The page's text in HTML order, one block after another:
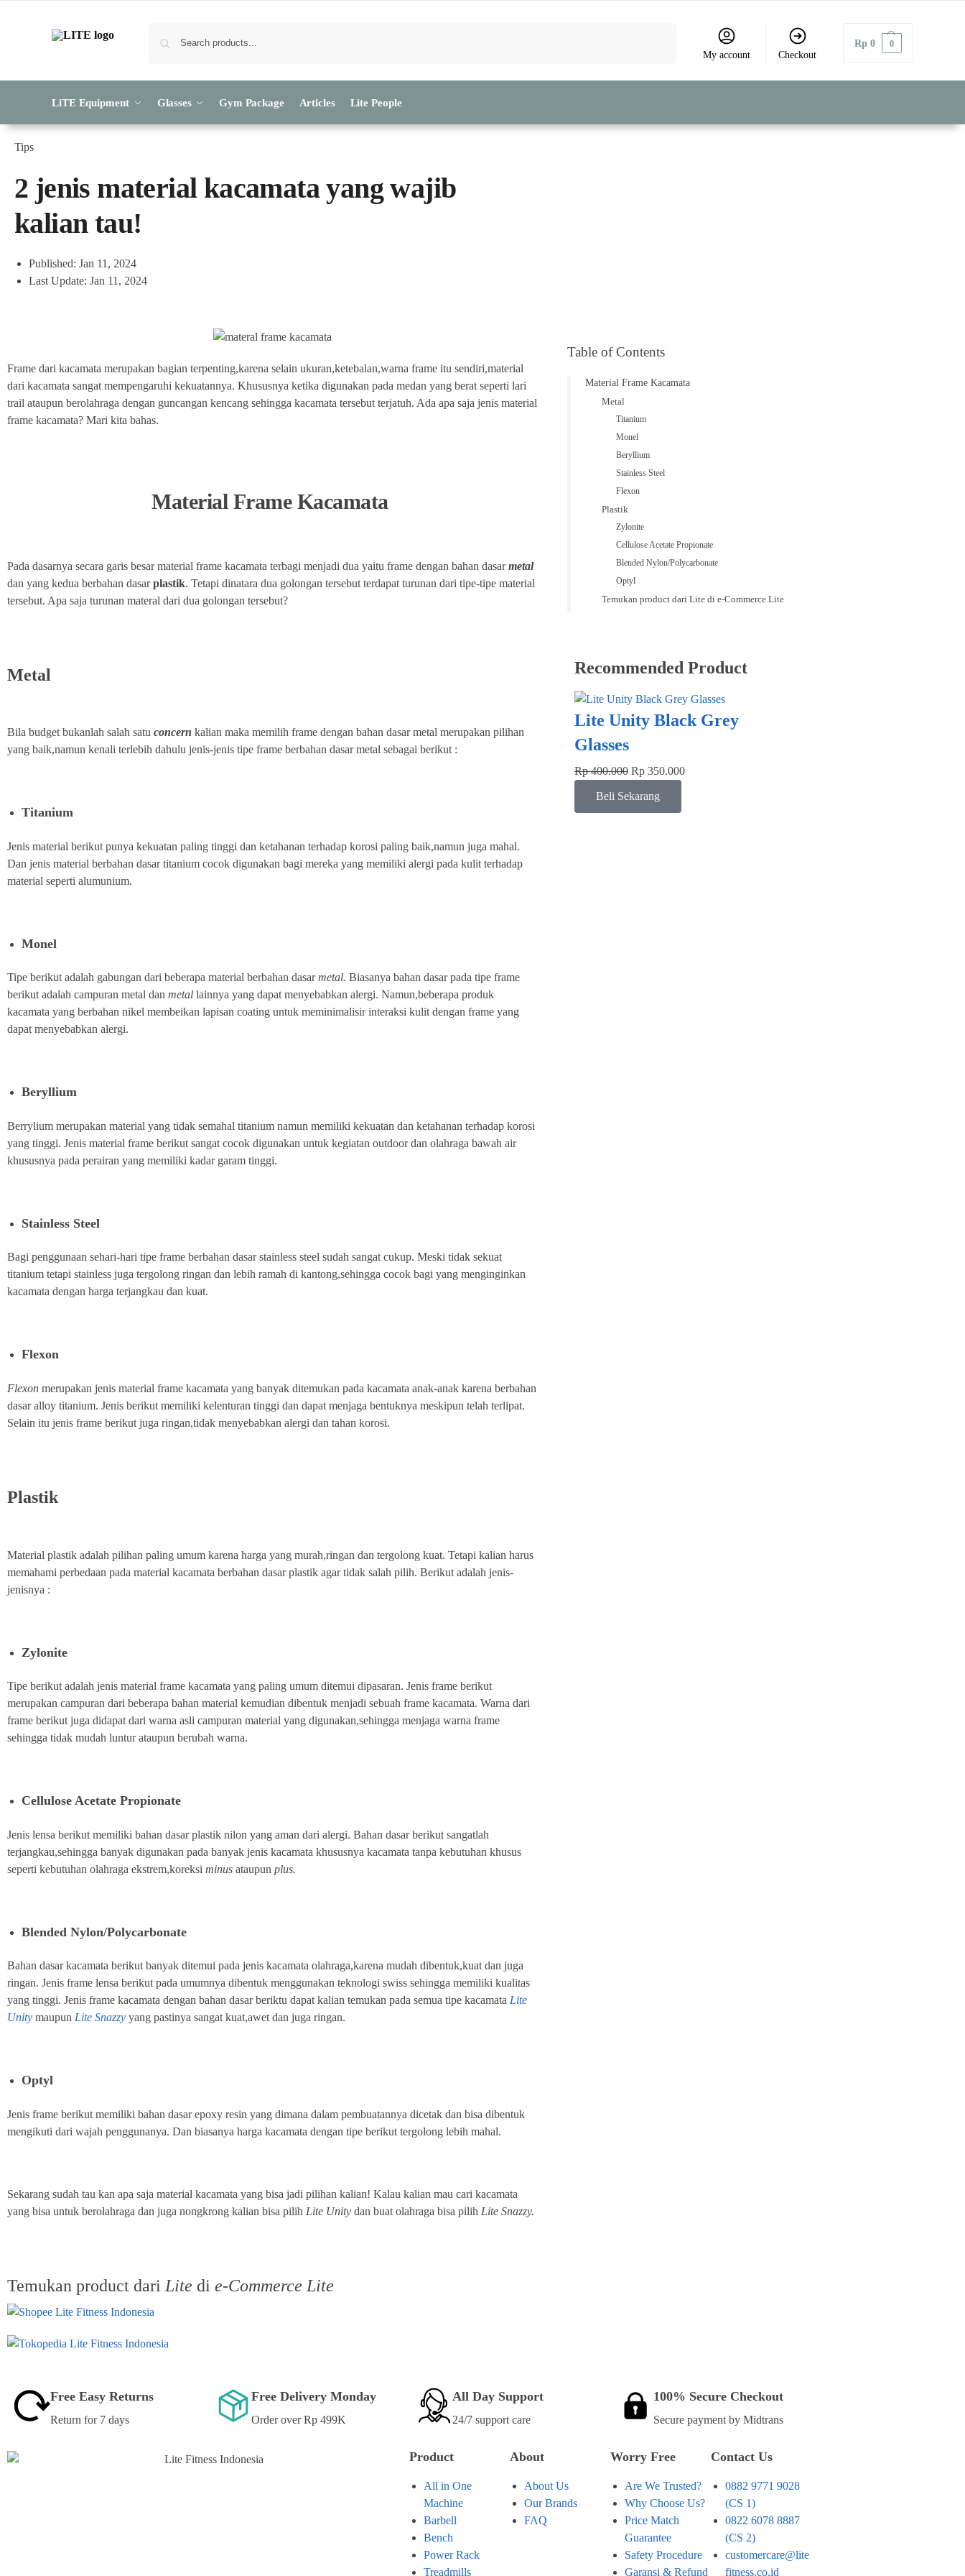
My account Checkout
Rp 0 0
LiTE Equipment Glasses Gym Package Articles Lite People
Tips
2 jenis material kacamata yang wajib
kalian tau!
Published: Jan 11, 2024
Last Update: Jan 11, 2024
Frame dari kacamata merupakan bagian terpenting,karena selain ukuran,ketebalan,warna frame itu sendiri,material
dari kacamata sangat mempengaruhi kekuatannya. Khususnya ketika digunakan pada medan yang berat seperti lari
trail ataupun berolahraga dengan guncangan kencang sehingga kacamata tersebut terjatuh. Ada apa saja jenis material
frame kacamata? Mari kita bahas.
Material Frame Kacamata
Pada dasarnya secara garis besar material frame kacamata terbagi menjadi dua yaitu frame dengan bahan dasarmetal
dan yang kedua berbahan dasarplastik. Tetapi dinatara dua golongan tersebut terdapat turunan dari tipe-tipe material
tersebut. Apa saja turunan materal dari dua golongan tersebut?
Metal
Bila budget bukanlah salah satu concern kalian maka memilih frame dengan bahan dasar metal merupakan pilihan
yang baik,namun kenali terlebih dahulu jenis-jenis tipe frame berbahan dasar metal sebagai berikut :
Titanium
Jenis material berikut punya kekuatan paling tinggi dan ketahanan terhadap korosi paling baik,namun juga mahal.
Dan jenis material berbahan dasar titanium cocok digunakan bagi mereka yang memiliki alergi pada kulit terhadap
material seperti alumunium.
Monel
Tipe berikut adalah gabungan dari beberapa material berbahan dasarmetal. Biasanya bahan dasar pada tipe frame
berikut adalah campuran metal dan metal lainnya yang dapat menyebabkan alergi. Namun,beberapa produk
kacamata yang berbahan nikel membeikan lapisan coating untuk meminimalisir interaksi kulit dengan frame yang
dapat menyebabkan alergi.
Beryllium
Berrylium merupakan material yang tidak semahal titanium namun memiliki kekuatan dan ketahanan terhadap korosi
yang tinggi. Jenis material frame berikut sangat cocok digunakan untuk kegiatan outdoor dan olahraga bawah air
khususnya pada perairan yang memiliki kadar garam tinggi.
Stainless Steel
Bagi penggunaan sehari-hari tipe frame berbahan dasar stainless steel sudah sangat cukup. Meski tidak sekuat
titanium tetapi stainless juga tergolong ringan dan lebih ramah di kantong,sehingga cocok bagi yang menginginkan
kacamata dengan harga terjangkau dan kuat.
Flexon
Flexon merupakan jenis material frame kacamata yang banyak ditemukan pada kacamata anak-anak karena berbahan
dasar alloy titanium. Jenis berikut memiliki kelenturan tinggi dan dapat menjaga bentuknya meskipun telah terlipat.
Selain itu jenis frame berikut juga ringan,tidak menyebabkan alergi dan tahan korosi.
Plastik
Material plastik adalah pilihan paling umum karena harga yang murah,ringan dan tergolong kuat. Tetapi kalian harus
memahami perbedaan pada material kacamata berbahan dasar plastik agar tidak salah pilih. Berikut adalah jenis-
jenisnya :
Zylonite
Tipe berikut adalah jenis material frame kacamata yang paling umum ditemui dipasaran. Jenis frame berikut
merupakan campuran dari beberapa bahan material kemudian dibentuk menjadi sebuah frame kacamata. Warna dari
frame berikut juga didapat dari warna asli campuran material yang digunakan,sehingga menjaga warna frame
sehingga tidak mudah luntur ataupun berubah warna.
Cellulose Acetate Propionate
Jenis lensa berikut memiliki bahan dasar plastik nilon yang aman dari alergi. Bahan dasar berikut sangatlah
terjangkau,sehingga banyak digunakan pada banyak jenis kacamata khususnya kacamata tanpa kebutuhan khusus
seperti kebutuhan olahraga ekstrem,koreksi minus ataupun plus.
Blended Nylon/Polycarbonate
Bahan dasar kacamata berikut banyak ditemui pada jenis kacamata olahraga,karena mudah dibentuk,kuat dan juga
ringan. Jenis frame lensa berikut pada umumnya dibentuk menggunakan teknologi swiss sehingga memiliki kualitas
yang tinggi. Jenis frame kacamata dengan bahan dasar beriktu dapat kalian temukan pada semua tipe kacamata Lite
Unity maupun Lite Snazzy yang pastinya sangat kuat,awet dan juga ringan.
Optyl
Jenis frame berikut memiliki bahan dasar epoxy resin yang dimana dalam pembuatannya dicetak dan bisa dibentuk
mengikuti dari wajah penggunanya. Dan biasanya harga kacamata dengan tipe berikut tergolong lebih mahal.
Sekarang sudah tau kan apa saja material kacamata yang bisa jadi pilihan kalian! Kalau kalian mau cari kacamata
yang bisa untuk berolahraga dan juga nongkrong kalian bisa pilih Lite Unity dan buat olahraga bisa pilih Lite Snazzy.
Temukan product dari Lite di e-Commerce Lite
Table of Contents
Material Frame Kacamata
Metal
Titanium
Monel
Beryllium
Stainless Steel
Flexon
Plastik
Zylonite
Cellulose Acetate Propionate
Blended Nylon/Polycarbonate
Optyl
Temukan product dari Lite di e-Commerce Lite
Recommended Product
Lite Unity Black Grey
Glasses
Rp400.000 Rp350.000
Beli Sekarang
Free Easy Returns
Return for 7 days
Free Delivery Monday
Order over Rp 499K
All Day Support
24/7 support care
100% Secure Checkout
Secure payment by Midtrans
Product
All in One
Machine
Barbell
Bench
Power Rack
Treadmills
About
About Us
Our Brands
FAQ
Worry Free
Are We Trusted?
Why Choose Us?
Price Match
Guarantee
Safety Procedure
Garansi & Refund
Contact Us
0882 9771 9028
(CS 1)
0822 6078 8887
(CS 2)
customercare@lite
fitness.co.id